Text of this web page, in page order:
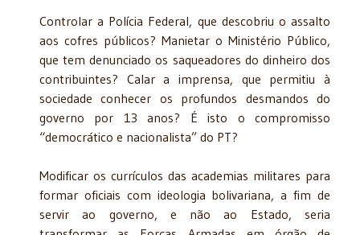
Controlar a Polícia Federal, que descobriu o assalto
aos cofres públicos? Manietar o Ministério Público,
que tem denunciado os saqueadores do dinheiro dos
contribuintes? Calar a imprensa, que permitiu à
sociedade conhecer os profundos desmandos do
governo por 13 anos? É isto o compromisso
“democrático e nacionalista” do PT?
Modificar os currículos das academias militares para
formar oficiais com ideologia bolivariana, a fim de
servir ao governo, e não ao Estado, seria